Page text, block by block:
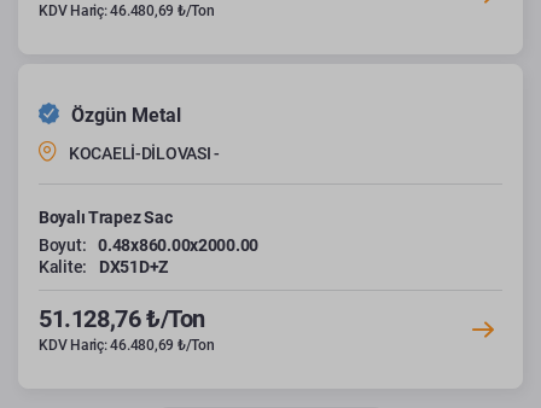
KDV Hariç: 46.480,69 ₺/Ton
Özgün Metal
KOCAELİ-DİLOVASI -
Boyalı Trapez Sac
Boyut:
0.48x860.00x2000.00
Kalite:
DX51D+Z
51.128,76 ₺/Ton
KDV Hariç: 46.480,69 ₺/Ton